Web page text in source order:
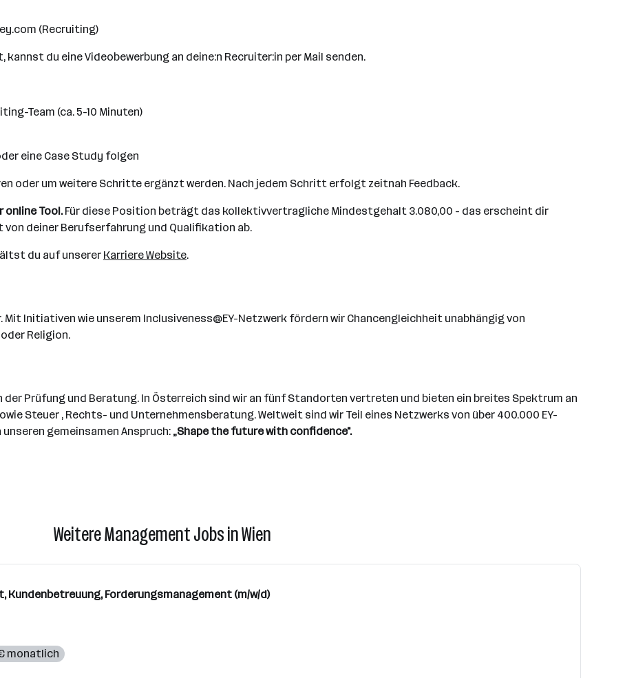
(Recruiting)
du eine Videobewerbung an deine:n Recruiter:in per Mail senden.
Team (ca. 5-10 Minuten)
eine Case Study folgen
oder um weitere Schritte ergänzt werden. Nach jedem Schritt erfolgt zeitnah Feedback.
online Tool.Für diese Position beträgt das kollektivvertragliche Mindestgehalt 3.080,00 - das erscheint dir
deiner Berufserfahrung und Qualifikation ab.
du auf unserer Karriere Website.
Initiativen wie unserem Inclusiveness@EY-Netzwerk fördern wir Chancengleichheit unabhängig von
Religion.
der Prüfung und Beratung. In Österreich sind wir an fünf Standorten vertreten und bieten ein breites Spektrum an
Steuer , Rechts- und Unternehmensberatung. Weltweit sind wir Teil eines Netzwerks von über 400.000 EY-
gemeinsamen Anspruch: „Shape the future with confidence".
Weitere Management Jobs in Wien
Kundenbetreuung, Forderungsmanagement (m/w/d)
monatlich